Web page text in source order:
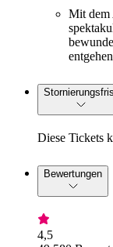
Mit dem
Diese Tickets
Bewertungen
4,5